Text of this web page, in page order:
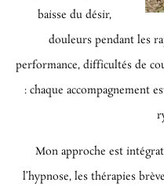
baisse du désir,
douleurs pendant les
performance, difficultés de
: chaque accompagnement
Mon approche est
l’hypnose, les thérapies